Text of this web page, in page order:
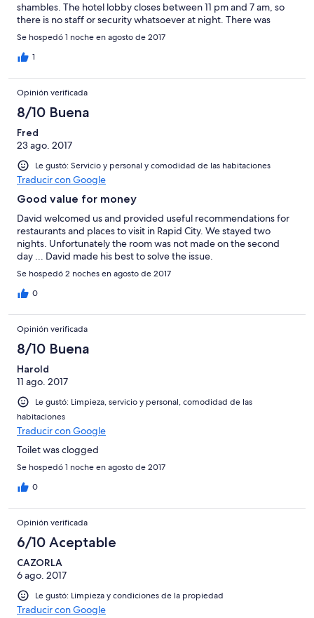
shambles. The hotel lobby closes between 11 pm and 7 am, so
there is no staff or security whatsoever at night. There was
incessant noise all night long from a non-ending stream of
Harleys and mufferless pickup trucks roaring up and down the
street in front of the hotel. Even with earplugs, sleep was
"remodeled", the toilet seat was not attached to the toilet bowl
so sitting down on it was not possible. Of course there was no
breakfast. There were no close restaurants; even if there was a
restaurant with 20 minutes walking distance, it would be risky to
say the least.
Se hospedó 1 noche en agosto de 2017
1
Opinión verificada
8/10 Buena
Fred
23 ago. 2017
Le gustó: Servicio y personal y comodidad de las habitaciones
Traducir con Google
Good value for money
David welcomed us and provided useful recommendations for
restaurants and places to visit in Rapid City. We stayed two
nights. Unfortunately the room was not made on the second
day ... David made his best to solve the issue.
Se hospedó 2 noches en agosto de 2017
0
Opinión verificada
8/10 Buena
Harold
11 ago. 2017
Le gustó: Limpieza, servicio y personal, comodidad de las
habitaciones
Traducir con Google
Toilet was clogged
Se hospedó 1 noche en agosto de 2017
0
Opinión verificada
6/10 Aceptable
CAZORLA
6 ago. 2017
Le gustó: Limpieza y condiciones de la propiedad
Traducir con Google